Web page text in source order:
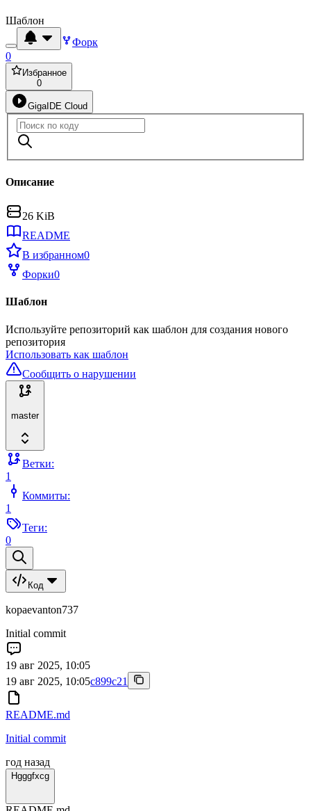
Шаблон
Форк
0
Избранное
0
GigaIDE Cloud
Описание
26 KiB
README
В избранном0
Форки0
Шаблон
Используйте репозиторий как шаблон для создания нового
репозитория
Использовать как шаблон
Сообщить о нарушении
master
Ветки:
1
Коммиты:
1
Теги:
0
Код
kopaevanton737
Initial commit
19 авг 2025, 10:05
19 авг 2025, 10:05c899c21
README.md
Initial commit
год назад
Hgggfxcg